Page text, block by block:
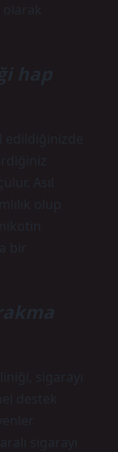
hap
edildiğinizde
Asıl
olup
bir
sigarayı
destek
sigarayı